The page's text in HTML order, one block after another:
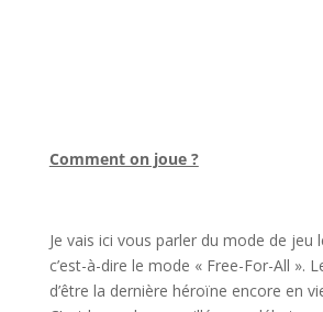
Comment on joue ?
Je vais ici vous parler du mode de jeu
c’est-à-dire le mode « Free-For-All ».
d’être la dernière héroïne encore en